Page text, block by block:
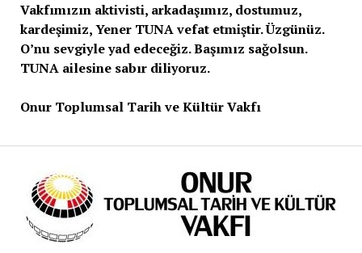
Vakfımızın aktivisti, arkadaşımız, dostumuz,
kardeşimiz, Yener TUNA vefat etmiştir. Üzgünüz.
O’nu sevgiyle yad edeceğiz. Başımız sağolsun.
TUNA ailesine sabır diliyoruz.
Onur Toplumsal Tarih ve Kültür Vakfı